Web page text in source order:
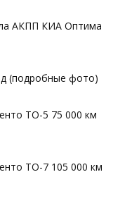
АКПП КИА Оптима
(подробные фото)
ТО-5 75 000 км
ТО-7 105 000 км